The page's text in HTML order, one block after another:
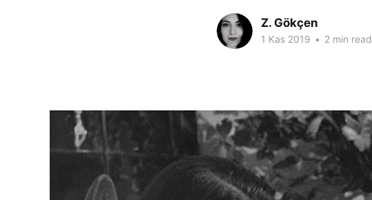
Z. Gökçen
1 Kas 2019 • 2 min read